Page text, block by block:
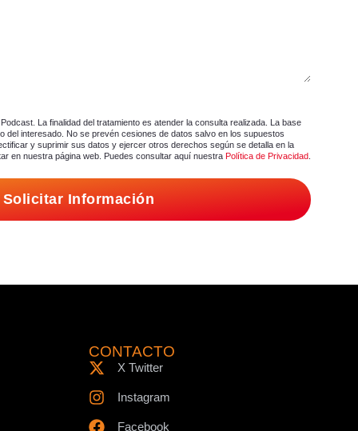
La finalidad del tratamiento es atender la consulta realizada. La base
del interesado. No se prevén cesiones de datos salvo en los supuestos
y suprimir sus datos y ejercer otros derechos según se detalla en la
en nuestra página web. Puedes consultar aquí nuestra Política de Privacidad
Solicitar Información
CONTACTO
X Twitter
Instagram
Facebook